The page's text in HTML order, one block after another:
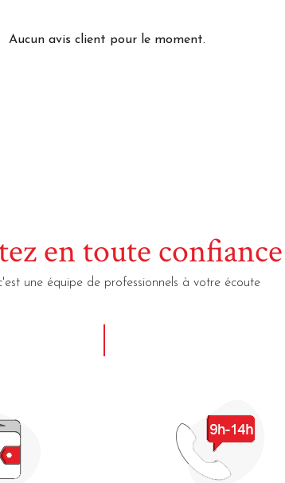
Aucun avis client pour le moment.
en toute confiance
une équipe de professionnels à votre écoute